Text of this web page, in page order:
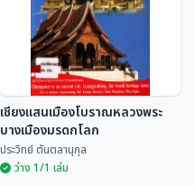
เชียงแสนเมืองโบราณหลวงพระ
บางเมืองมรดกโลก
ประวิทย์ ตันตลานุกุล
ว่าง 1/1 เล่ม